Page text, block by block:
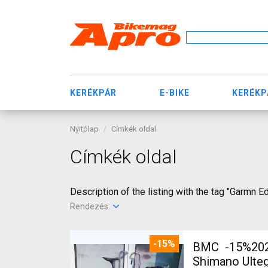
KERÉKPÁR E-BIKE
Nyitólap Címkék oldal
Címkék oldal
Description of the listing with the tag "Garmn
Rendezés:
-15%
BMC -
Shimano